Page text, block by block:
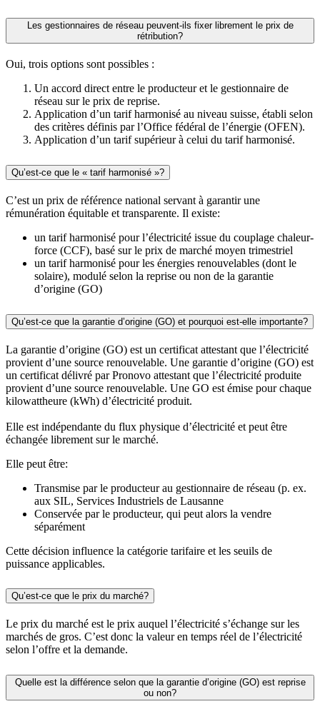
Les gestionnaires de réseau peuvent-ils fixer librement le prix de
rétribution?
Oui, trois options sont possibles :
Un accord direct entre le producteur et le gestionnaire de
réseau sur le prix de reprise.
Application d’un tarif harmonisé au niveau suisse, établi selon
des critères définis par l’Office fédéral de l’énergie (OFEN).
Application d’un tarif supérieur à celui du tarif harmonisé.
Qu’est-ce que le « tarif harmonisé »?
C’est un prix de référence national servant à garantir une
rémunération équitable et transparente. Il existe:
un tarif harmonisé pour l’électricité issue du couplage chaleur-
force (CCF), basé sur le prix de marché moyen trimestriel
un tarif harmonisé pour les énergies renouvelables (dont le
solaire), modulé selon la reprise ou non de la garantie
d’origine (GO)
Qu’est-ce que la garantie d’origine (GO) et pourquoi est-elle importante?
La garantie d’origine (GO) est un certificat attestant que l’électricité
provient d’une source renouvelable. Une garantie d’origine (GO) est
un certificat délivré par Pronovo attestant que l’électricité produite
provient d’une source renouvelable. Une GO est émise pour chaque
kilowattheure (kWh) d’électricité produit.
Elle est indépendante du flux physique d’électricité et peut être
échangée librement sur le marché.
Elle peut être:
Transmise par le producteur au gestionnaire de réseau (p. ex.
aux SIL, Services Industriels de Lausanne
Conservée par le producteur, qui peut alors la vendre
séparément
Cette décision influence la catégorie tarifaire et les seuils de
puissance applicables.
Qu’est-ce que le prix du marché?
Le prix du marché est le prix auquel l’électricité s’échange sur les
marchés de gros. C’est donc la valeur en temps réel de l’électricité
selon l’offre et la demande.
Quelle est la différence selon que la garantie d’origine (GO) est reprise
ou non?